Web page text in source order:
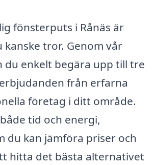
fönsterputs i Rånäs är
kanske tror. Genom vår
du enkelt begära upp till tre
från erfarna
företag i ditt område.
tid och energi,
du kan jämföra priser och
hitta det bästa alternativet